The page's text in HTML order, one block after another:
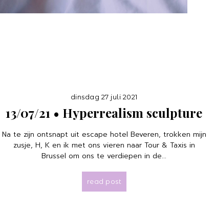
dinsdag 27 juli 2021
13/07/21 • Hyperrealism sculpture
Na te zijn ontsnapt uit escape hotel Beveren, trokken mijn
zusje, H, K en ik met ons vieren naar Tour & Taxis in
Brussel om ons te verdiepen in de...
read post